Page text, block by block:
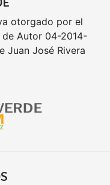
otorgado por el
Autor 04-2014-
Juan José Rivera